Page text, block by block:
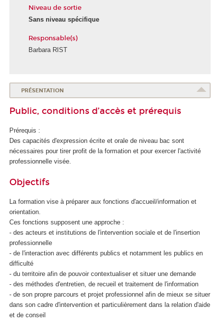
Niveau de sortie
Sans niveau spécifique
Responsable(s)
Barbara RIST
PRÉSENTATION
Public, conditions d’accès et prérequis
Prérequis :
Des capacités d'expression écrite et orale de niveau bac sont
nécessaires pour tirer profit de la formation et pour exercer l'activité
professionnelle visée.
Objectifs
La formation vise à préparer aux fonctions d'accueil/information et
orientation.
Ces fonctions supposent une approche :
- des acteurs et institutions de l'intervention sociale et de l'insertion
professionnelle
- de l'interaction avec différents publics et notamment les publics en
difficulté
- du territoire afin de pouvoir contextualiser et situer une demande
- des méthodes d'entretien, de recueil et traitement de l'information
- de son propre parcours et projet professionnel afin de mieux se situer
dans son cadre d'intervention et particulièrement dans la relation d'aide
et de conseil